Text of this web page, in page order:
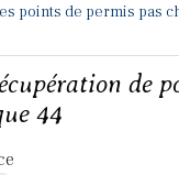
points de permis pas
de
44